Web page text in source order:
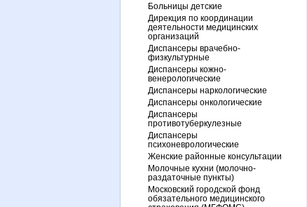
Больницы детские
Дирекция по координации
деятельности медицинских
организаций
Диспансеры врачебно-
физкультурные
Диспансеры кожно-
венерологические
Диспансеры наркологические
Диспансеры онкологические
Диспансеры
противотуберкулезные
Диспансеры
психоневрологические
Женские районные консультации
Молочные кухни (молочно-
раздаточные пункты)
Московский городской фонд
обязательного медицинского